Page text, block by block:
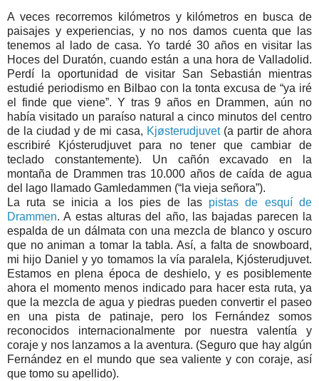
A veces recorremos kilómetros y kilómetros en busca de
paisajes y experiencias, y no nos damos cuenta que las
tenemos al lado de casa. Yo tardé 30 años en visitar las
Hoces del Duratón, cuando están a una hora de Valladolid.
Perdí la oportunidad de visitar San Sebastián mientras
estudié periodismo en Bilbao con la tonta excusa de “ya iré
el finde que viene”. Y tras 9 años en Drammen, aún no
había visitado un paraíso natural a cinco minutos del centro
de la ciudad y de mi casa, Kjøsterudjuvet(a partir de ahora
escribiré Kjósterudjuvet para no tener que cambiar de
teclado constantemente). Un cañón excavado en la
montaña de Drammen tras 10.000 años de caída de agua
del lago llamado Gamledammen (“la vieja señora”).
La ruta se inicia a los pies de las pistas de esquí de
Drammen. A estas alturas del año, las bajadas parecen la
espalda de un dálmata con una mezcla de blanco y oscuro
que no animan a tomar la tabla. Así, a falta de snowboard,
mi hijo Daniel y yo tomamos la vía paralela, Kjósterudjuvet.
Estamos en plena época de deshielo, y es posiblemente
ahora el momento menos indicado para hacer esta ruta, ya
que la mezcla de agua y piedras pueden convertir el paseo
en una pista de patinaje, pero los Fernández somos
reconocidos internacionalmente por nuestra valentía y
coraje y nos lanzamos a la aventura. (Seguro que hay algún
Fernández en el mundo que sea valiente y con coraje, así
que tomo su apellido).